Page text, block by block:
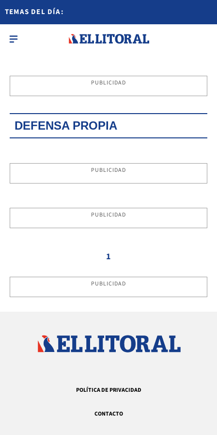
TEMAS DEL DÍA:
PUBLICIDAD
DEFENSA PROPIA
PUBLICIDAD
PUBLICIDAD
1
PUBLICIDAD
POLÍTICA DE PRIVACIDAD
CONTACTO